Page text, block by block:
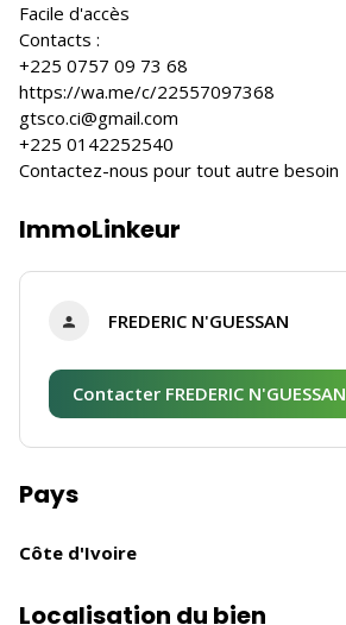
Facile d'accès
Contacts :
+225 0757 09 73 68
https://wa.me/c/22557097368
gtsco.ci@gmail.com
+225 0142252540
Contactez-nous pour tout autre besoin
ImmoLinkeur
FREDERIC N'GUESSAN
Contacter FREDERIC N'GUESSAN
Pays
Côte d'Ivoire
Localisation du bien